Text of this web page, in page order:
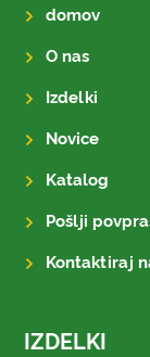
domov
O nas
Izdelki
Novice
Katalog
Pošlji
Kontaktiraj
IZDELKI